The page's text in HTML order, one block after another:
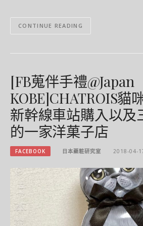
CONTINUE READING
[FB蒐伴手禮@Japan
KOBE]CHATROIS貓
新幹線車站購入以及
的一家洋菓子店
FACEBOOK 日本藥粧研究室 2018-04-